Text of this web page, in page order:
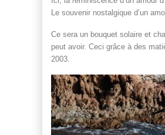
Le souvenir nostalgique d’un
Ce sera un bouquet solaire et
peut avoir. Ceci grâce à des
2003.